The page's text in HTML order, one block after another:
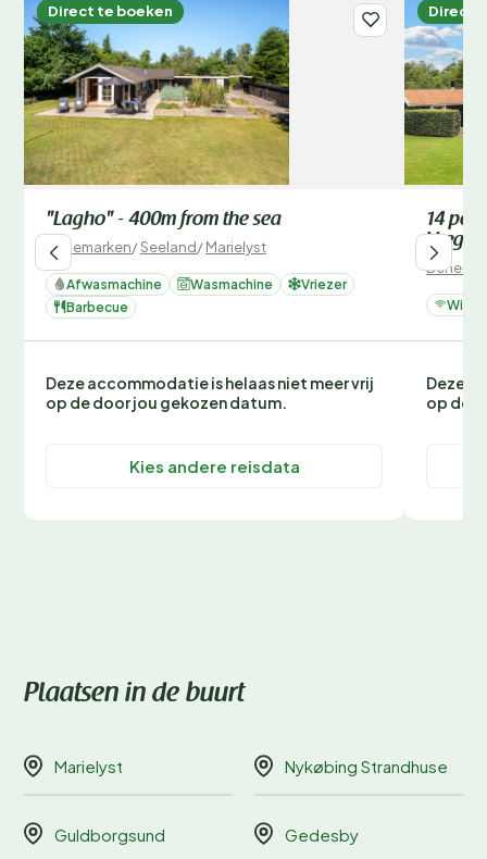
Direct te boeken
"Lagho" - 400m from the sea
Denemarken/Seeland/Marielyst
Afwasmachine Wasmachine
Vriezer
Barbecue
Deze accommodatie is helaas niet meer vrij
op de door jou gekozen datum.
Kies andere reisdata
Direct
14
Wifi
Deze
op de
Plaatsen in de buurt
Marielyst Nykøbing Strandhuse
Guldborgsund Gedesby